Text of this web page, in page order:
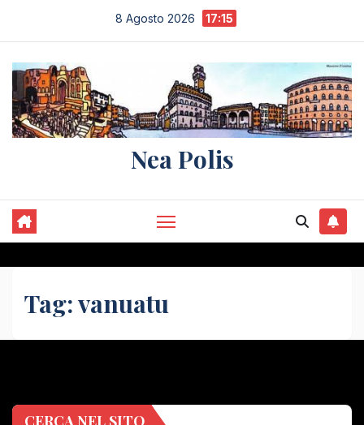
contenuto
8 Agosto 2026 17:15
Nea Polis
Tag:vanuatu
CERCA NEL SITO